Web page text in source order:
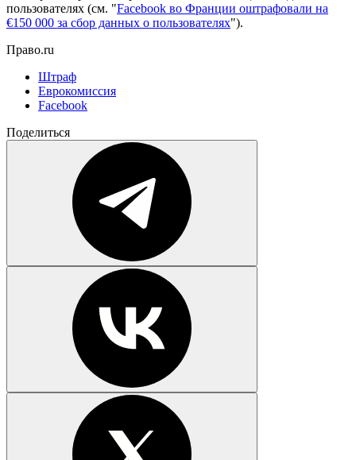
пользователях (см. "Facebook во Франции оштрафовали на
€150 000 за сбор данных о пользователях").
Право.ru
Штраф
Еврокомиссия
Facebook
Поделиться